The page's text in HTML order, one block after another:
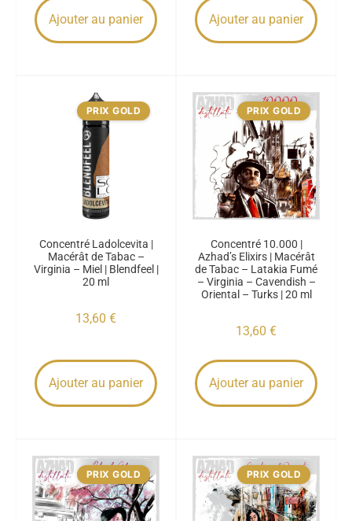
Ajouter au panier Ajouter au panier
PRIX GOLD
Concentré Ladolcevita |
Macérât de Tabac –
Virginia – Miel | Blendfeel |
20 ml
13,60 €
Ajouter au panier
PRIX GOLD
Concentré 10.000 |
Azhad’s Elixirs | Macérât
de Tabac – Latakia Fumé
– Virginia – Cavendish –
Oriental – Turks | 20 ml
13,60 €
Ajouter au panier
PRIX GOLD PRIX GOLD